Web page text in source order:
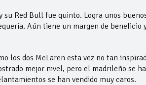
su Red Bull fue quinto. Logra unos
Aún tiene un margen de
los dos McLaren esta vez no tan
mejor nivel, pero el madrileño se
se han vendido muy caros.